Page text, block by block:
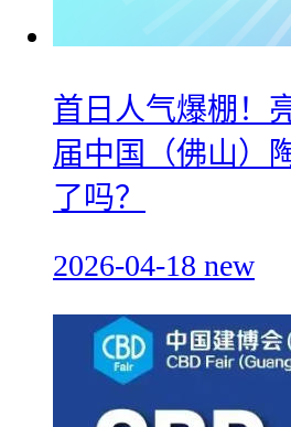
首日人气爆棚！
届中国（佛山）
了吗？
2026-04-18 new